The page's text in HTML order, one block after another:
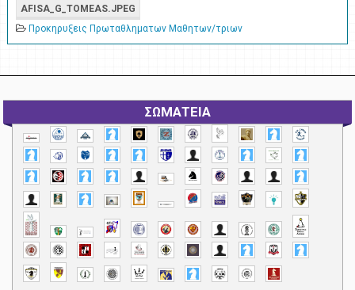
AFISA_G_TOMEAS.JPEG
Προκηρυξεις Πρωταθληματων Μαθητων/τριων
ΣΩΜΑΤΕΙΑ